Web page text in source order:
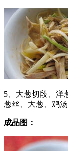
5、大葱切段、洋
葱丝、大葱、鸡
成品图：